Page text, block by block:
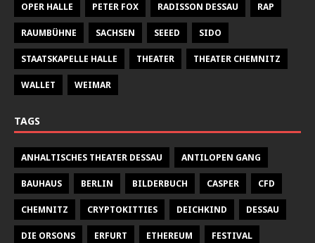
OPER HALLE PETER FOX RADISSON DESSAU RAP
RAUMBÜHNE SACHSEN SEEED SIDO
STAATSKAPELLE HALLE THEATER THEATER CHEMNITZ
WALLET WEIMAR
TAGS
ANHALTISCHES THEATER DESSAU ANTILOPEN GANG
BAUHAUS BERLIN BILDERBUCH CASPER CFD
CHEMNITZ CRYPTOKITTIES DEICHKIND DESSAU
DIE ORSONS ERFURT ETHEREUM FESTIVAL